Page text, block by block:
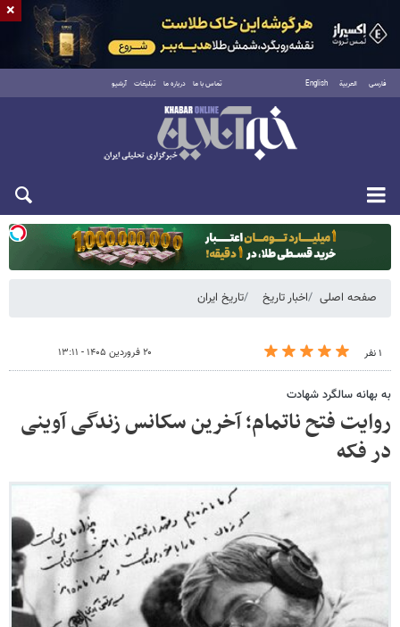
فارسی العربية English تماس با ما درباره ما تبلیغات آرشیو
دوشنبه ۱۹ مرداد ۱۴۰۵
صفحه اصلی اخبار تاریخ تاریخ ایران
۱ نفر ۲۰ فروردین ۱۴۰۵ - ۱۳:۱۱
به بهانه سالگرد شهادت
روایت فتح ناتمام؛ آخرین سکانس زندگی آوینی
در فکه
×